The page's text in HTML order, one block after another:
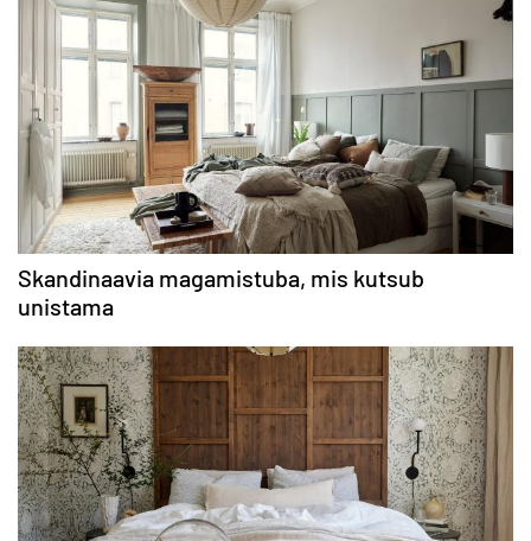
Skandinaavia magamistuba, mis kutsub
unistama